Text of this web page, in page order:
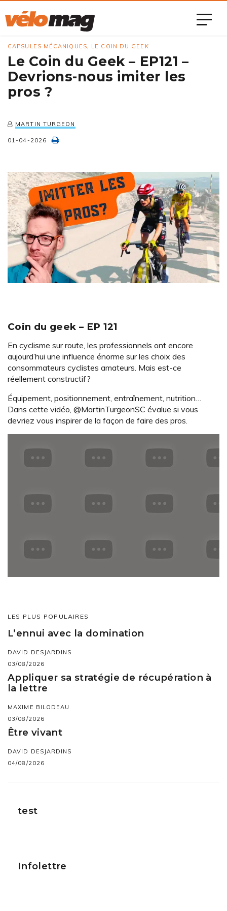
CAPSULES MÉCANIQUES, LE COIN DU GEEK
Le Coin du Geek – EP121 –
Devrions-nous imiter les
pros ?
MARTIN TURGEON
01-04-2026
Coin du geek – EP 121
En cyclisme sur route, les professionnels ont encore
aujourd’hui une influence énorme sur les choix des
consommateurs cyclistes amateurs. Mais est-ce
réellement constructif?
Équipement, positionnement, entraînement, nutrition…
Dans cette vidéo, @MartinTurgeonSC évalue si vous
devriez vous inspirer de la façon de faire des pros.
LES PLUS POPULAIRES
L’ennui avec la domination
DAVID DESJARDINS
03/08/2026
Appliquer sa stratégie de récupération à
la lettre
MAXIME BILODEAU
03/08/2026
Être vivant
DAVID DESJARDINS
04/08/2026
test
Infolettre